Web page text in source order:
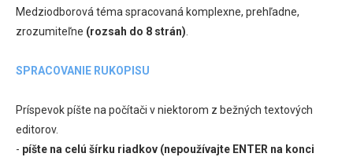
Medziodborová téma spracovaná komplexne, prehľadne,
zrozumiteľne (rozsah do 8 strán)
SPRACOVANIE RUKOPISU
Príspevok píšte na počítači v niektorom z bežných textových
editorov.
- píšte na celú šírku riadkov (nepoužívajte ENTER na konci